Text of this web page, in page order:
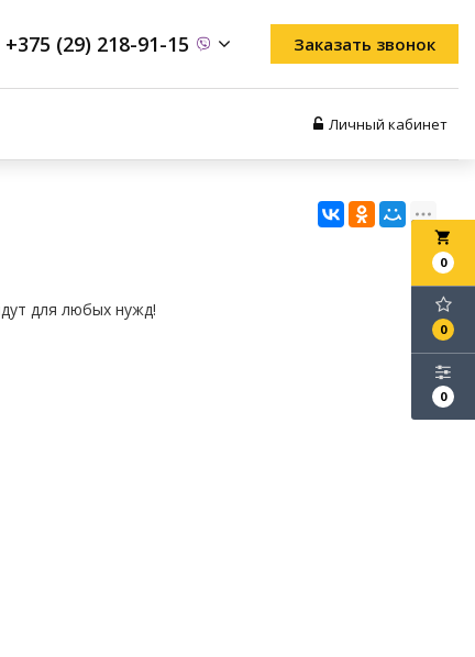
+375 (29) 218-91-15 Заказать звонок
Личный кабинет
local_grocery_store
0
0
0
для любых нужд!